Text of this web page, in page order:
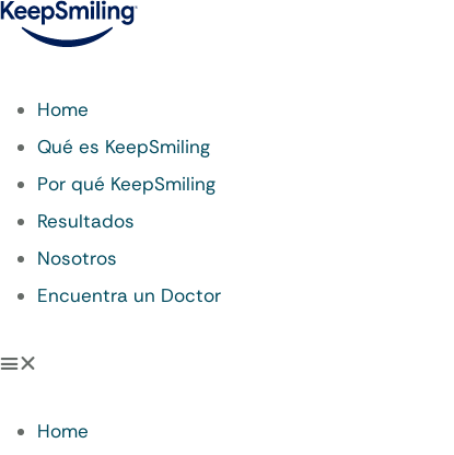
Home
Qué es KeepSmiling
Por qué KeepSmiling
Resultados
Nosotros
Encuentra un Doctor
Home